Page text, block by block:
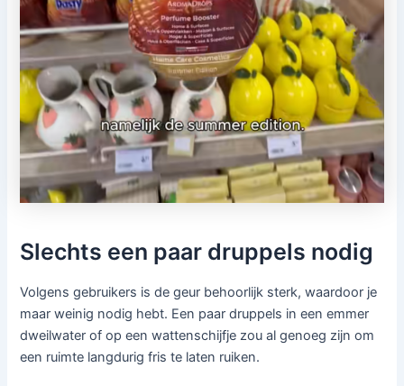
Slechts een paar druppels nodig
Volgens gebruikers is de geur behoorlijk sterk, waardoor je
maar weinig nodig hebt. Een paar druppels in een emmer
dweilwater of op een wattenschijfje zou al genoeg zijn om
een ruimte langdurig fris te laten ruiken.